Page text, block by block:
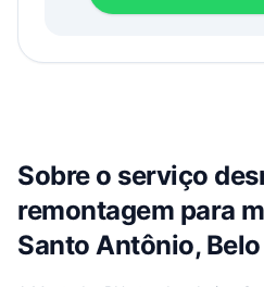
Sobre o serviço
remontagem para
Santo Antônio,